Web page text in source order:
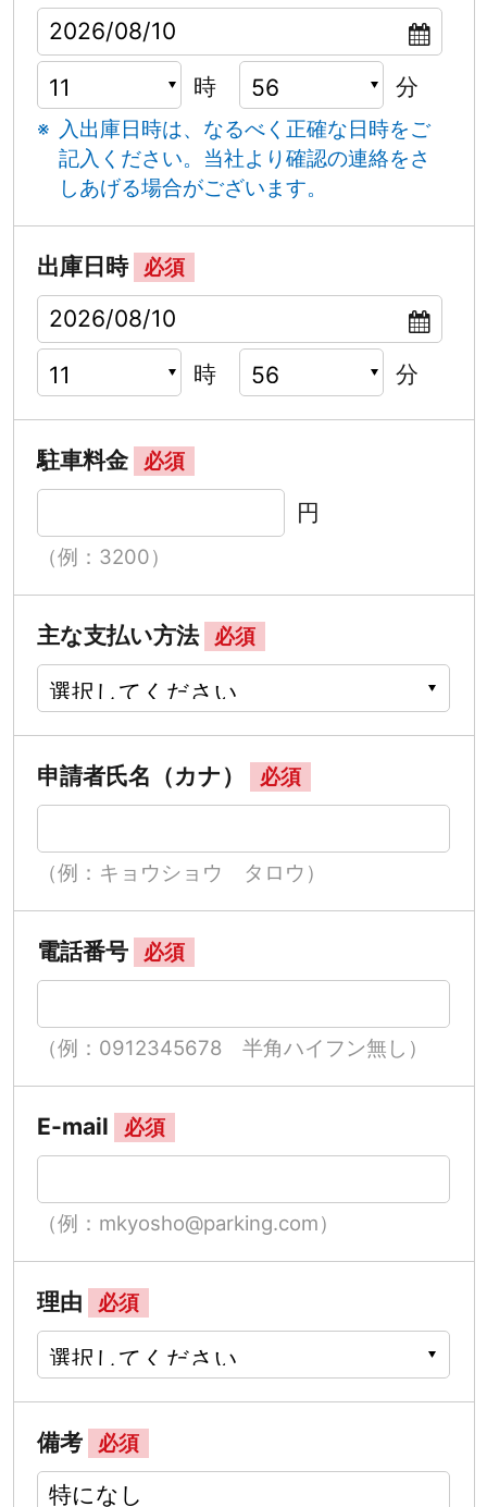
時 分
入出庫日時は、なるべく正確な日時をご
記入ください。 当社より確認の連絡をさ
しあげる場合がございます。
出庫日時 必須
時 分
駐車料金 必須
円
（例：3200）
主な支払い方法 必須
申請者氏名（カナ） 必須
（例：キョウショウ タロウ）
電話番号 必須
（例：0912345678 半角ハイフン無し）
E-mail 必須
（例：mkyosho@parking.com）
理由 必須
備考 必須